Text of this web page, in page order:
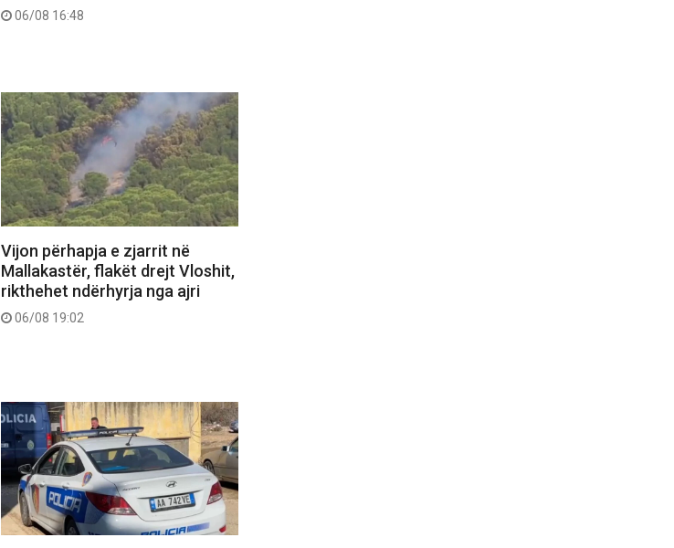
06/08 16:48
Vijon përhapja e zjarrit në
Mallakastër, flakët drejt Vloshit,
rikthehet ndërhyrja nga ajri
06/08 19:02